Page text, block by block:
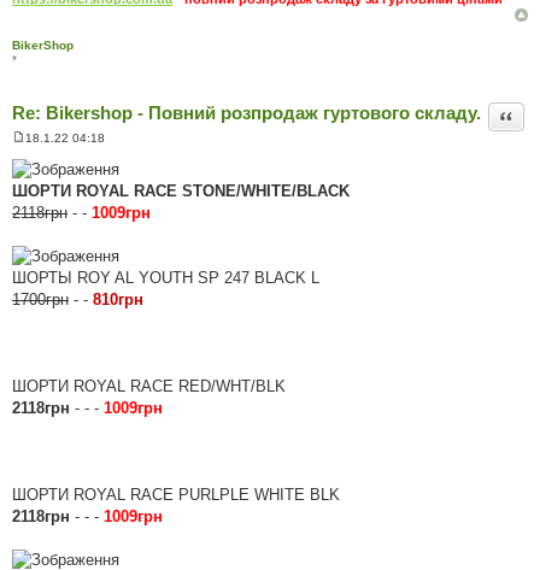
BikerShop
*
Re: Bikershop - Повний розпродаж гуртового складу.
о
в
д
о
л
е
н
н
я
18.1.22 04:18
ШОРТИ ROYAL RACE STONE/WHITE/BLACK
2118грн - - 1009грн
ШОРТЫ ROY AL YOUTH SP 247 BLACK L
1700грн - - 810грн
ШОРТИ ROYAL RACE RED/WHT/BLK
2118грн - - - 1009грн
ШОРТИ ROYAL RACE PURLPLE WHITE BLK
2118грн - - - 1009грн